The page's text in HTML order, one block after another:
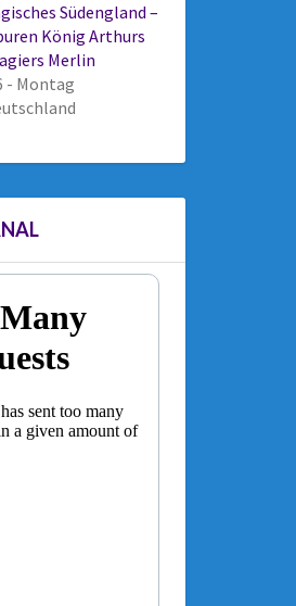
Südengland –
König Arthurs
Merlin
- Montag